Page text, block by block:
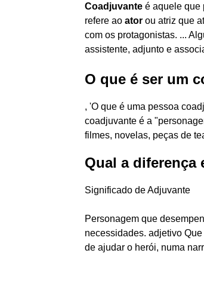
Coadjuvante é aquele que
refere ao ator ou atriz que
com os protagonistas. ...
assistente, adjunto e
O que é ser um
, 'O que é uma pessoa
coadjuvante é a
filmes, novelas, peças de
Qual a diferença
Significado de Adjuvante
Personagem que
necessidades. adjetivo
de ajudar o herói, numa